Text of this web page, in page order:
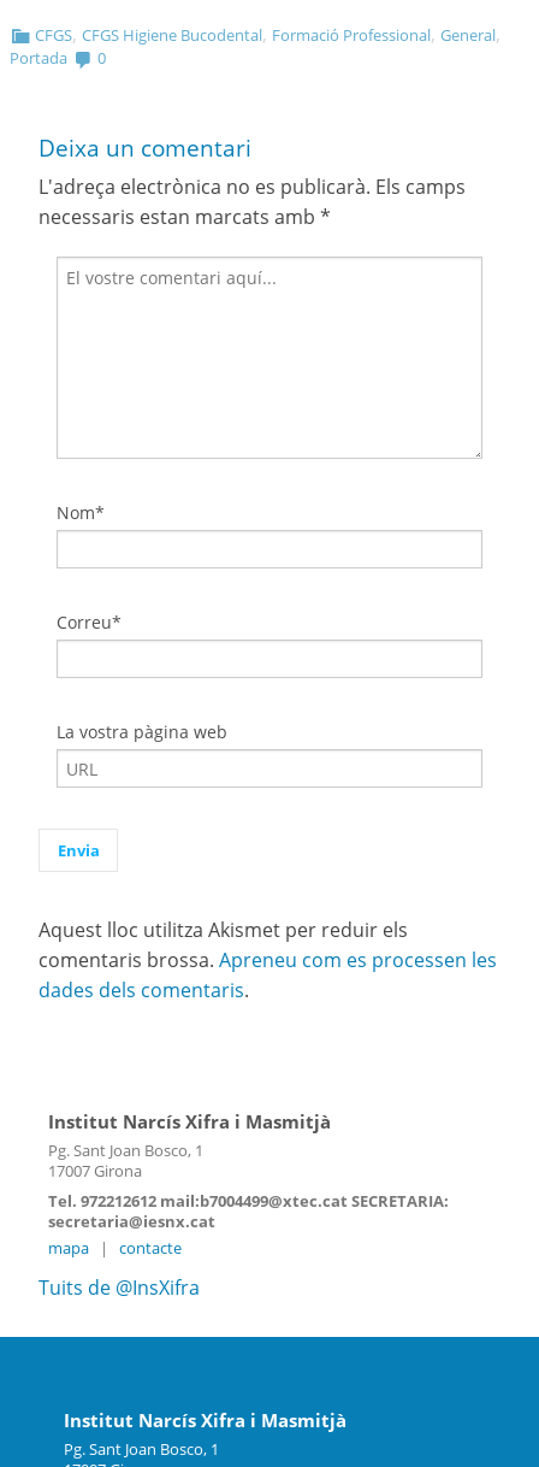
CFGS,CFGS Higiene Bucodental, Formació Professional,General,
Portada 0
Deixa un comentari
L'adreça electrònica no es publicarà. Els camps
necessaris estan marcats amb *
Nom*
Correu*
La vostra pàgina web
Aquest lloc utilitza Akismet per reduir els
comentaris brossa. Apreneu com es processen les
dades dels comentaris.
Institut Narcís Xifra i Masmitjà
Pg. Sant Joan Bosco, 1
17007 Girona
Tel. 972212612 mail:b7004499@xtec.cat SECRETARIA:
secretaria@iesnx.cat
mapa
| contacte
Tuits de @InsXifra
Institut Narcís Xifra i Masmitjà
Pg. Sant Joan Bosco, 1